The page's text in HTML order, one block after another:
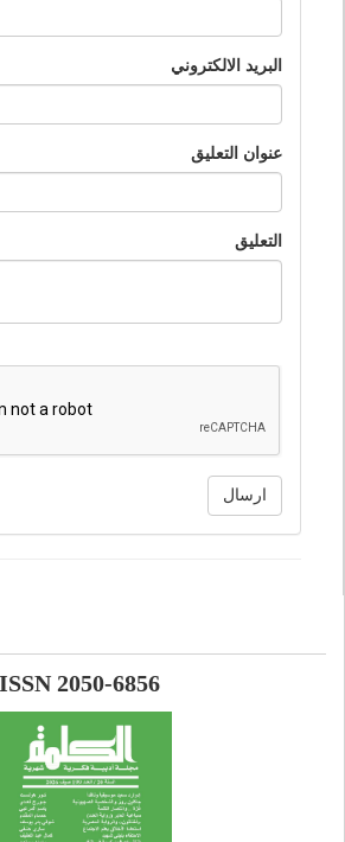
البريد الالكتروني
عنوان التعليق
التعليق
ارسال
ISSN 2050-6856